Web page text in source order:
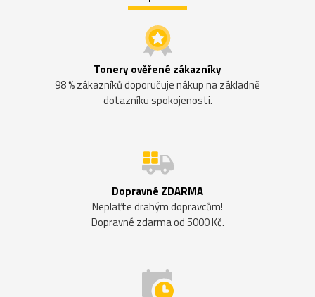
Tonery ověřené zákazníky
98 % zákazníků doporučuje nákup na základně
dotazníku spokojenosti.
Dopravné ZDARMA
Neplaťte drahým dopravcům!
Dopravné zdarma od 5000 Kč.